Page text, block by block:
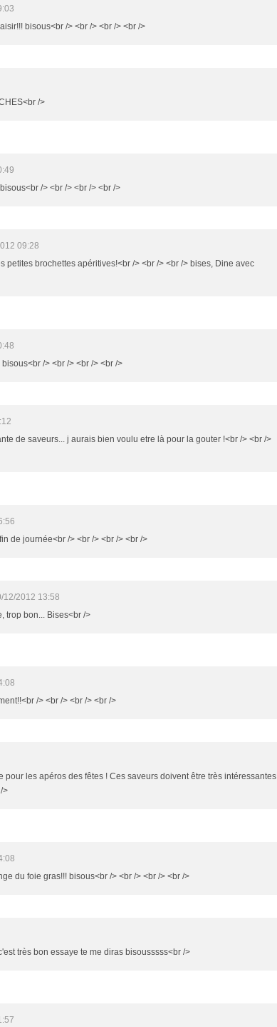
bisous<br /> <br /> <br /> <br />
/>
/> <br /> <br /> <br />
09:28
petites brochettes apéritives!<br /> <br /> <br /> bises, Dine avec
/> <br /> <br /> <br />
de saveurs... j aurais bien voulu etre là pour la gouter !<br /> <br />
de journée<br /> <br /> <br /> <br />
12/2012 13:58
trop bon... Bises<br />
/> <br /> <br /> <br />
pour les apéros des fêtes ! Ces saveurs doivent être très intéressantes
>
du foie gras!!! bisous<br /> <br /> <br /> <br />
très bon essaye te me diras bisousssss<br />